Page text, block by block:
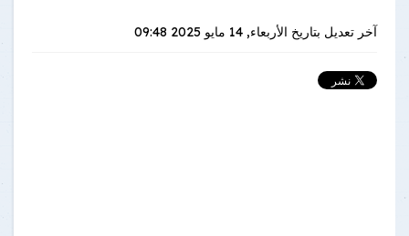
آخر تعديل بتاريخ الأربعاء, 14 مايو 2025 09:48